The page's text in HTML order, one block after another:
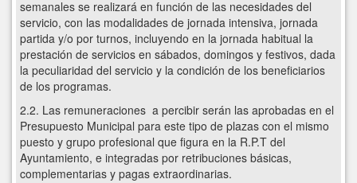
semanales se realizará en función de las necesidades del
servicio, con las modalidades de jornada intensiva, jornada
partida y/o por turnos, incluyendo en la jornada habitual la
prestación de servicios en sábados, domingos y festivos, dada
la peculiaridad del servicio y la condición de los beneficiarios
de los programas.
2.2. Las remuneraciones a percibir serán las aprobadas en el
Presupuesto Municipal para este tipo de plazas con el mismo
puesto y grupo profesional que figura en la R.P.T del
Ayuntamiento, e integradas por retribuciones básicas,
complementarias y pagas extraordinarias.